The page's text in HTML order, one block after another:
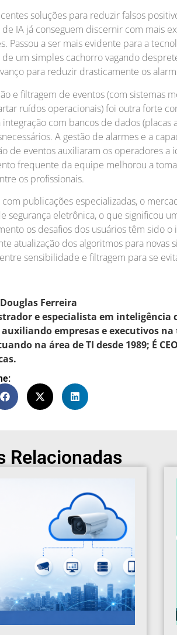
soluções para reduzir falsos
IA já conseguem discernir com mais
Passou a ser mais evidente para a
um simples cachorro vagando
para reduzir drasticamente os
e filtragem de eventos (com sistemas
ruídos operacionais) foi outra forte
integração com bancos de dados
A gestão de alarmes e a
de eventos auxiliaram os operadores a
frequente da equipe melhorou a
os profissionais.
publicações especializadas, o
segurança eletrônica, o que significou
os desafios dos usuários têm sido
atualização dos algoritmos para novas
sensibilidade e filtragem para se
Ferreira
e especialista em inteligência
empresas e executivos
na área de TI desde 1989; É
Relacionadas